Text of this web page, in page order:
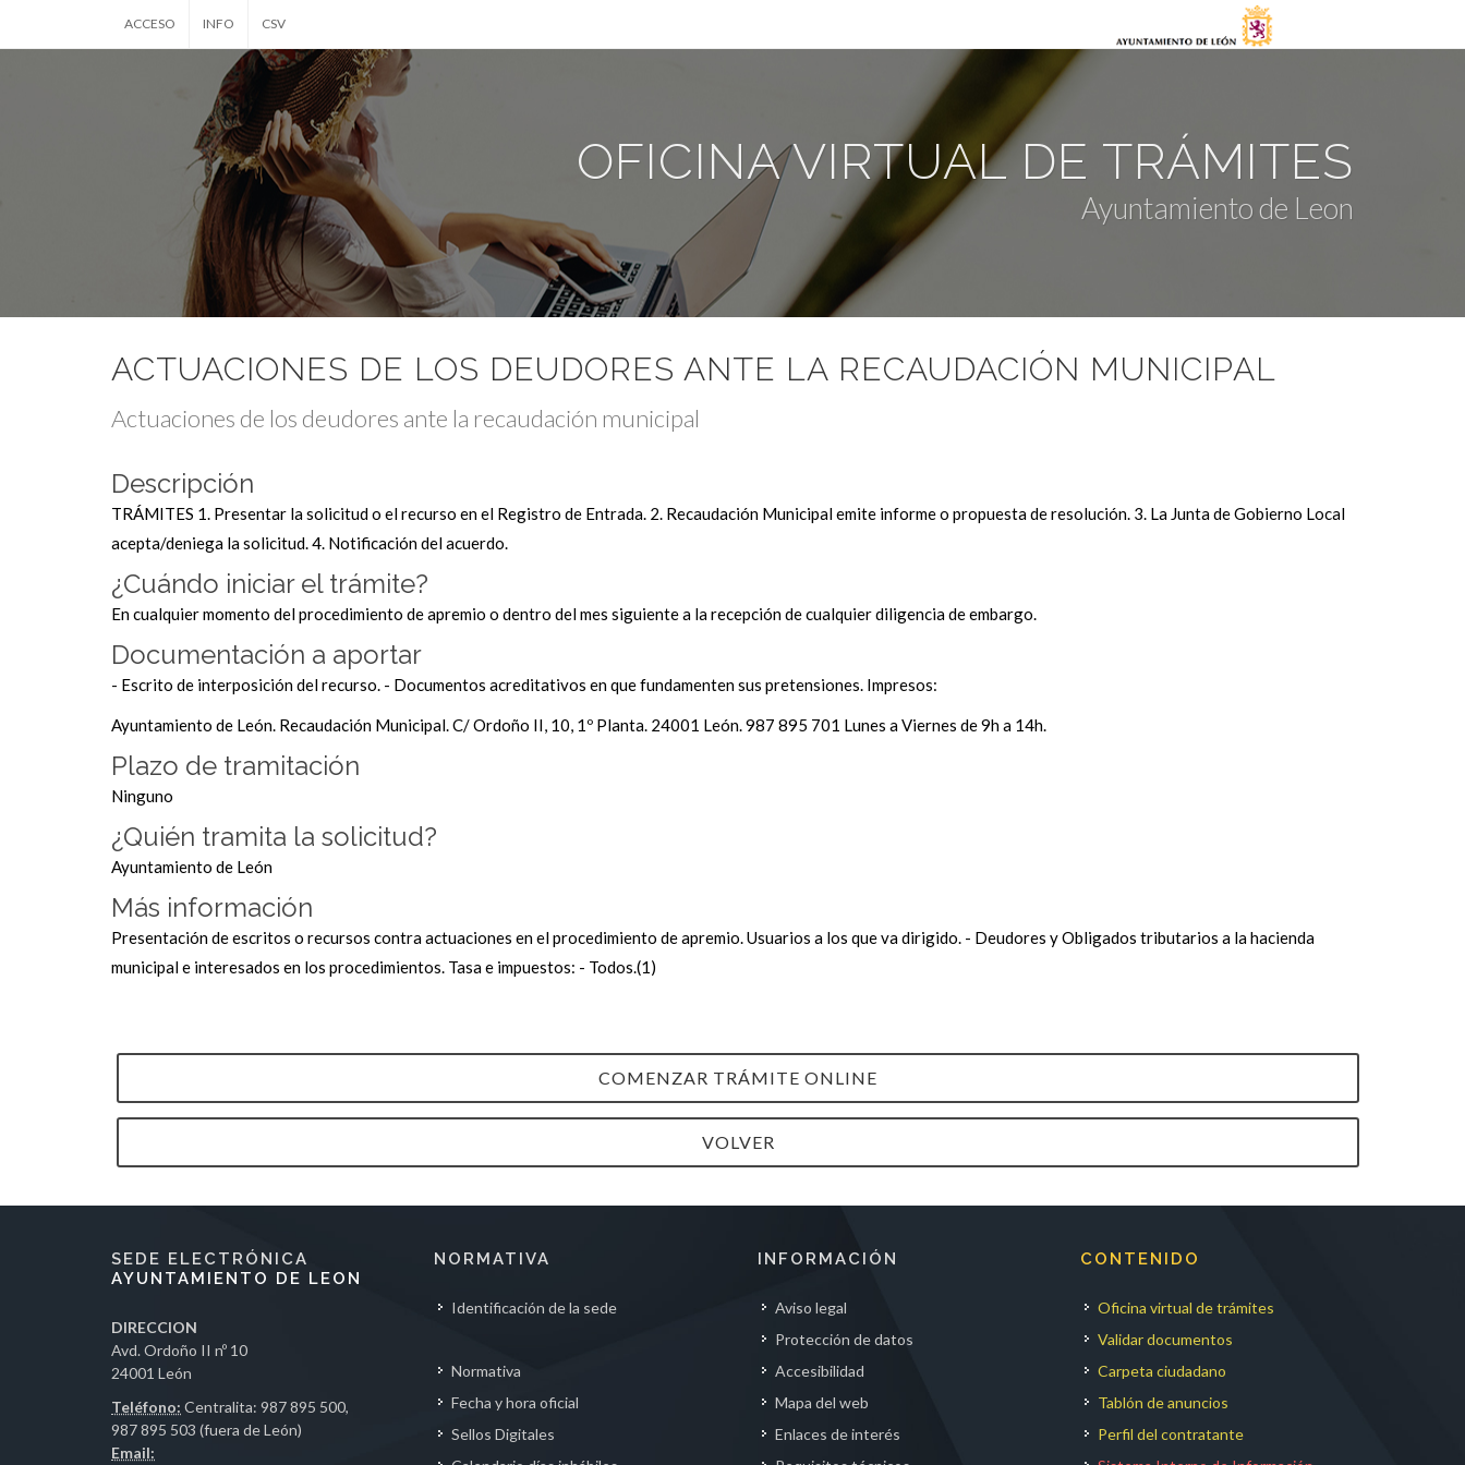
ACCESO INFO CSV
OFICINA VIRTUAL DE TRÁMITES
Ayuntamiento de Leon
ACTUACIONES DE LOS DEUDORES ANTE LA RECAUDACIÓN MUNICIPAL
Actuaciones de los deudores ante la recaudación municipal
Descripción
TRÁMITES 1. Presentar la solicitud o el recurso en el Registro de Entrada. 2. Recaudación Municipal emite informe o propuesta de resolución. 3. La Junta de Gobierno Local
acepta/deniega la solicitud. 4. Notificación del acuerdo.
¿Cuándo iniciar el trámite?
En cualquier momento del procedimiento de apremio o dentro del mes siguiente a la recepción de cualquier diligencia de embargo.
Documentación a aportar
- Escrito de interposición del recurso. - Documentos acreditativos en que fundamenten sus pretensiones. Impresos:
Ayuntamiento de León. Recaudación Municipal. C/ Ordoño II, 10, 1º Planta. 24001 León. 987 895 701 Lunes a Viernes de 9h a 14h.
Plazo de tramitación
Ninguno
¿Quién tramita la solicitud?
Ayuntamiento de León
Más información
Presentación de escritos o recursos contra actuaciones en el procedimiento de apremio. Usuarios a los que va dirigido. - Deudores y Obligados tributarios a la hacienda
municipal e interesados en los procedimientos. Tasa e impuestos: - Todos.(1)
COMENZAR TRÁMITE ONLINE
VOLVER
SEDE ELECTRÓNICA
AYUNTAMIENTO DE LEON
DIRECCION
Avd. Ordoño II nº 10
24001 León
Teléfono: Centralita: 987 895 500,
987 895 503 (fuera de León)
Email:
NORMATIVA
Identificación de la sede
Normativa
Fecha y hora oficial
Sellos Digitales
INFORMACIÓN
Aviso legal
Protección de datos
Accesibilidad
Mapa del web
Enlaces de interés
CONTENIDO
Oficina virtual de trámites
Validar documentos
Carpeta ciudadano
Tablón de anuncios
Perfil del contratante